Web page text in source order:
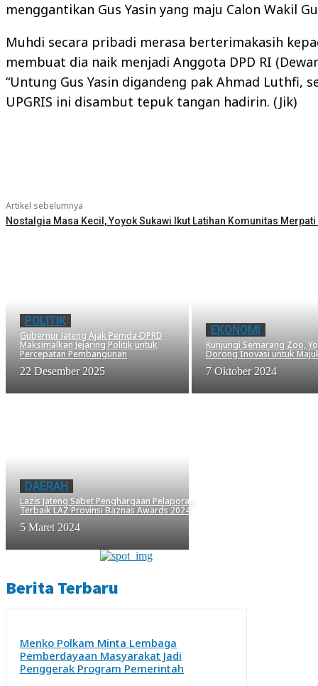
menggantikan Gus Yasin yang maju Calon Wakil
Muhdi secara pribadi merasa berterimakasih
membuat dia naik menjadi Anggota DPD RI
“Untung Gus Yasin digandeng pak Ahmad Luthfi,
UPGRIS ini disambut tepuk tangan hadirin. (Jik)
Artikel sebelumnya
Nostalgia Masa Kecil, Yoyok Sukawi Ikut Latihan Komunitas
POLITIK
Gubernur Jateng Ajak Pemda-DPRD
Maksimalkan Jejaring Politik untuk
Percepatan Pembangunan
22 Desember 2025
EKONOMI
Kunjungi Semarang Zoo,
Dorong Inovasi untuk
7 Oktober 2024
DAERAH
Lazis Jateng Sabet Penghargaan Pelaporan
Terbaik LAZ Provinsi Baznas Awards 2024
5 Maret 2024
Berita Terbaru
Menko Polkam Minta Lembaga
Pemberdayaan Masyarakat Jadi
Penggerak Program Pemerintah